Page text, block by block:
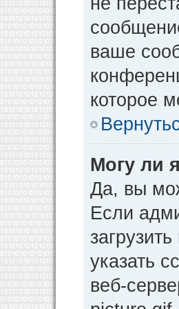
ваше
которое
Могу ли
Да, вы
Если
указать
веб-